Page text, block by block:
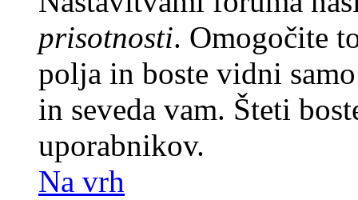
prisotnosti. Omogočite
polja in boste vidni
in seveda vam. Šteti
uporabnikov.
Na vrh